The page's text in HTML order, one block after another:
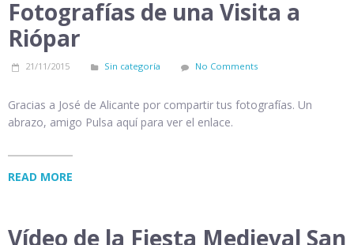
Fotografías de una Visita a
Riópar
21/11/2015 Sin categoría No Comments
Gracias a José de Alicante por compartir tus fotografías. Un
abrazo, amigo Pulsa aquí para ver el enlace.
READ MORE
Vídeo de la Fiesta Medieval San